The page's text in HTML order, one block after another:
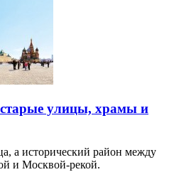
улицы, храмы и
а исторический район между
и Москвой-рекой.